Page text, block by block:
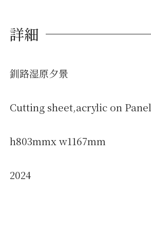
詳細
釧路湿原夕景
Cutting sheet,acrylic on Panel
h803mmx w1167mm
2024